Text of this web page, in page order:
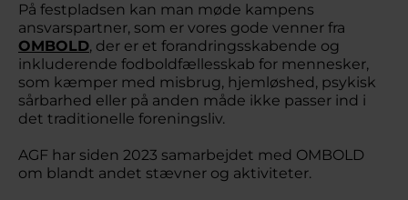
På festpladsen kan man møde kampens
ansvarspartner, som er vores gode venner fra
OMBOLD, der er et forandringsskabende og
inkluderende fodboldfællesskab for mennesker,
som kæmper med misbrug, hjemløshed, psykisk
sårbarhed eller på anden måde ikke passer ind i
det traditionelle foreningsliv.
AGF har siden 2023 samarbejdet med OMBOLD
om blandt andet stævner og aktiviteter.